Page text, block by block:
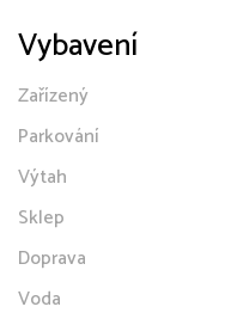
Vybavení
Zařízený
Parkování
Výtah
Sklep
Doprava
Voda